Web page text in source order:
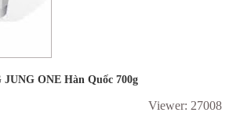
ONE Hàn Quốc 700g
Viewer: 27008